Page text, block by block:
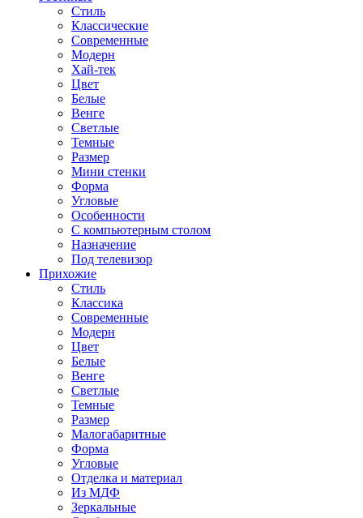
Стиль
Классические
Современные
Модерн
Хай-тек
Цвет
Белые
Венге
Светлые
Темные
Размер
Мини стенки
Форма
Угловые
Особенности
С компьютерным столом
Назначение
Под телевизор
Прихожие
Стиль
Классика
Современные
Модерн
Цвет
Белые
Венге
Светлые
Темные
Размер
Малогабаритные
Форма
Угловые
Отделка и материал
Из МДФ
Зеркальные